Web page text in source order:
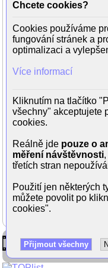
Miloslav Štibich
Stanislav Aubrecht
Magdalena
Július Satinský (pilot
František Vláčil (Adolf
Jiří Lír (hostinský
Blanka Lormanová
Rudolf Hrušínskýml.
Jiří Schmitzer (okrskář
Vlastimila Vlková
Mohli jste vidět v TV
Chcete cookies?
Cookies používáme
fungování stránek a
optimalizaci a
Více informací
Kliknutím na tlačítko
všechny" akceptujete
cookies.
Reálně jde pouze o
měření návštěvnosti
třetích stran
Použití jen některých
můžete povolit po
cookies".
Přijmout všechny